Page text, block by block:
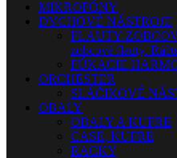
MIKROFÓNY
DYCHOVÉ NÁSTROJE
FLAUTY-
zobcové flauty.
FÚKACIE
ORCHESTER
SLÁČIKOVÉ
OBALY
OBALY A KUFRE
CASE, KUFRE
RACKY